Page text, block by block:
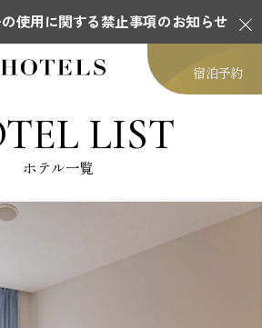
使用に関する禁止事項のお知らせ
宿泊予約
LIST
ホテル一覧